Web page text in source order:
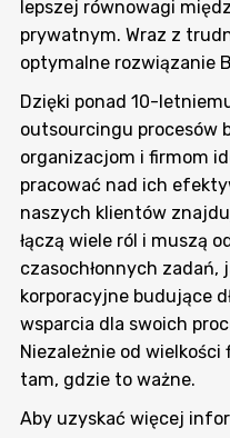
lepszej równowagi
prywatnym. Wraz z
optymalne rozwiązanie
Dzięki ponad 10-
outsourcingu procesów
organizacjom i firmom
pracować nad ich
naszych klientów
łączą wiele ról i muszą
czasochłonnych zadań,
korporacyjne budujące
wsparcia dla swoich
Niezależnie od
tam, gdzie to ważne.
Aby uzyskać więcej